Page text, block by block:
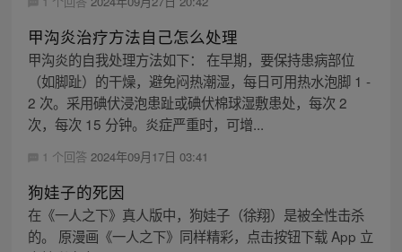
甲沟炎治疗方法自己怎么处理
甲沟炎的自我处理方法如下： 在早期，要保持患病部位
（如脚趾）的干燥，避免闷热潮湿，每日可用热水泡脚 1 -
2 次。采用碘伏浸泡患趾或碘伏棉球湿敷患处，每次 2
次，每次 15 分钟。炎症严重时，可增...
1 个回答 2024年09月17日 03:41
狗娃子的死因
在《一人之下》真人版中，狗娃子（徐翔）是被全性击杀
的。 原漫画《一人之下》同样精彩，点击按钮下载 App 立